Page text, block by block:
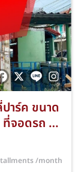
าร์ค ขนาด
จอดรถ นา
/month